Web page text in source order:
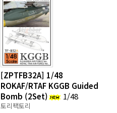
[ZPTFB32A] 1/48
ROKAF/RTAF KGGB Guided
Bomb (2Set)
1/48
토리팩토리